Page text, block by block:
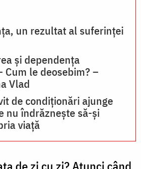
un rezultat al suferinţei
și dependența
Cum le deosebim? –
Vlad
de condiționări ajunge
nu îndrăznește să-și
viață